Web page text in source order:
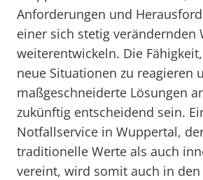
Anforderungen und
einer sich stetig verändernden
weiterentwickeln. Die
neue Situationen zu reagieren
maßgeschneiderte Lösungen
zukünftig entscheidend sein.
Notfallservice in Wuppertal,
traditionelle Werte als auch
vereint, wird somit auch in